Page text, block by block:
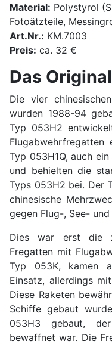
Material: Polystyrol
Fotoätzteile,
Art.Nr.: KM.7003
Preis: ca. 32 €
Das Original
Die vier
wurden 1988-94
Typ 053H2
Typ 053H1Q, auch
und behielten die
Typs 053H2 bei. Der
chinesische
gegen Flug-, See-
Dies war erst die
Fregatten mit
Typ 053K, kamen
Einsatz, allerdings
Diese Raketen
Schiffe gebaut
053H3 gebaut, der
bewaffnet war. Die